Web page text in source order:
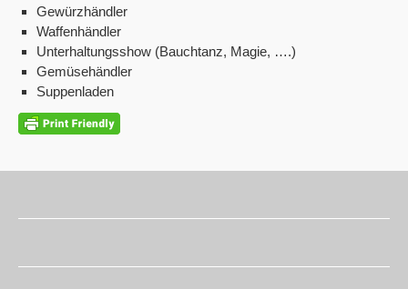
Gewürzhändler
Waffenhändler
Unterhaltungsshow (Bauchtanz, Magie, ….)
Gemüsehändler
Suppenladen